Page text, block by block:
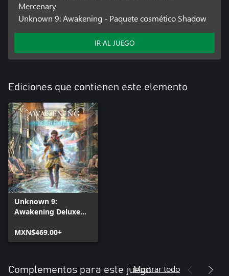
Mercenary
Unknown 9: Awakening - Paquete cosmético Shadow
IR AL JUEGO
Ediciones que contienen este elemento
Unknown 9:
Awakening Deluxe
MXN$469.00+
Complementos para este juegoMostrar todo